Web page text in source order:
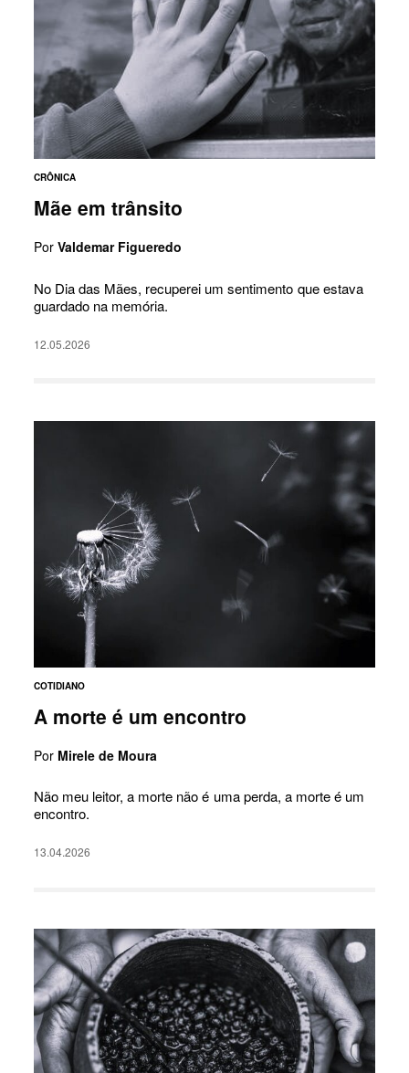
CRÔNICA
Mãe em trânsito
PorValdemar Figueredo
No Dia das Mães, recuperei um sentimento que estava
guardado na memória.
12.05.2026
COTIDIANO
A morte é um encontro
Por Mirele de Moura
Não meu leitor, a morte não é uma perda, a morte é um
encontro.
13.04.2026